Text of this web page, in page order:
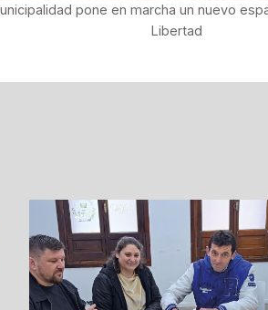
pone en marcha un nuevo
Libertad